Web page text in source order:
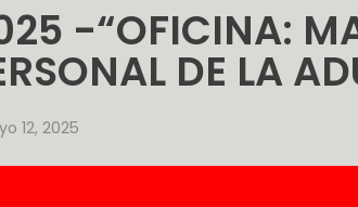
-“OFICINA:
DE LA
12, 2025